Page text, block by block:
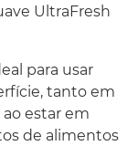
UltraFresh
para usar
tanto em
estar em
de alimentos